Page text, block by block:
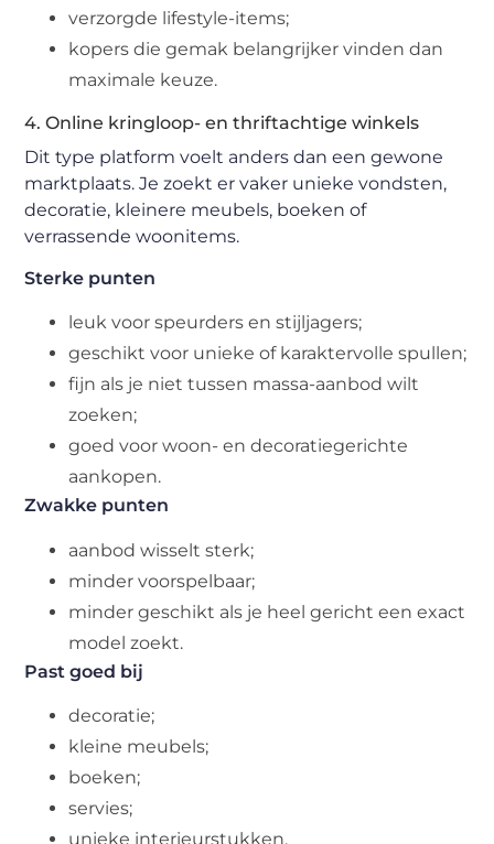
verzorgde lifestyle-items;
kopers die gemak belangrijker vinden dan
maximale keuze.
4. Online kringloop- en thriftachtige winkels
Dit type platform voelt anders dan een gewone
marktplaats. Je zoekt er vaker unieke vondsten,
decoratie, kleinere meubels, boeken of
verrassende woonitems.
Sterke punten
leuk voor speurders en stijljagers;
geschikt voor unieke of karaktervolle spullen;
fijn als je niet tussen massa-aanbod wilt
zoeken;
goed voor woon- en decoratiegerichte
aankopen.
Zwakke punten
aanbod wisselt sterk;
minder voorspelbaar;
minder geschikt als je heel gericht een exact
model zoekt.
Past goed bij
decoratie;
kleine meubels;
boeken;
servies;
unieke interieurstukken.